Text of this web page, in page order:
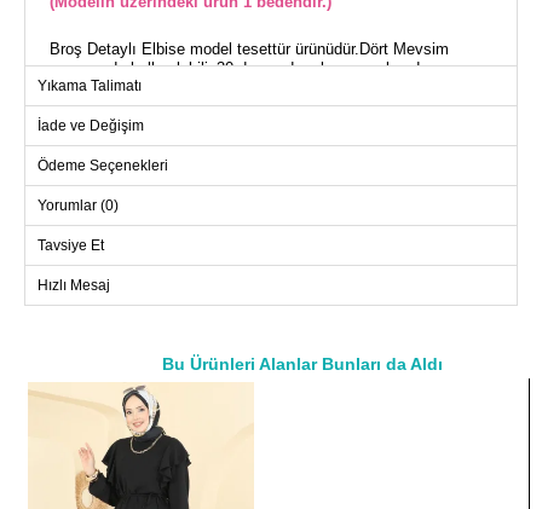
Broş Detaylı Elbise model tesettür ürünüdür.Dört Mevsim
sezonunda kullanılabilir.30 derecede sıkma yapılmadan
yıkanmalıdır.Birinci sınıf Atlas kumaştan imal edilmiştir.Ürün
Hakim yakadır.Astarsızdır.(Modelin üzerindeki ürün 1 bedendir.)
Elbise kafadan giyilmektedir.Kemerin dalgalanmaması için iki
ucu dikilmiş, orta kısım boş (dikişsiz) bırakılmıştır.Kemer
ürüne dahildir, isteğe bağlı kullanılmayabilir. Broş ürüne dahildir,
isteğe bağlı kullanılmayabilir.
Beden
1
92 86
128
100 92
128
4
5
Yıkama Talimatı
İade ve Değişim
Ödeme Seçenekleri
Yorumlar (0)
Tavsiye Et
Hızlı Mesaj
Bu Ürünleri Alanlar Bunları da Aldı
a>